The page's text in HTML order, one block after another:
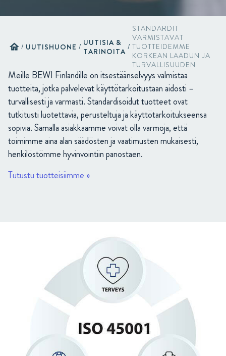
home / UUTISHUONE / UUTISIA &
TARINOITA /
STANDARDIT
VARMISTAVAT
TUOTTEIDEMME
KORKEAN LAADUN JA
TURVALLISUUDEN
Meille BEWI Finlandille on itsestäänselvyys valmistaa
tuotteita, jotka palvelevat käyttötarkoitustaan aidosti –
turvallisesti ja varmasti. Standardisoidut tuotteet ovat
tutkitusti luotettavia, perusteltuja ja käyttötarkoitukseensa
sopivia. Samalla asiakkaamme voivat olla varmoja, että
toimimme aina alan säädösten ja vaatimusten mukaisesti,
henkilöstömme hyvinvointiin panostaen.
Tutustu tuotteisiimme »